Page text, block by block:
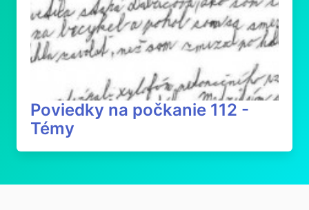
Poviedky na počkanie 112 -
Témy